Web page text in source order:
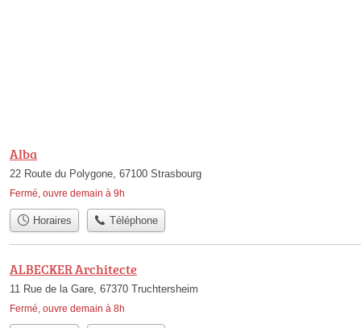
Alba
22 Route du Polygone, 67100 Strasbourg
Fermé, ouvre demain à 9h
Horaires Téléphone
ALBECKER Architecte
11 Rue de la Gare, 67370 Truchtersheim
Fermé, ouvre demain à 8h